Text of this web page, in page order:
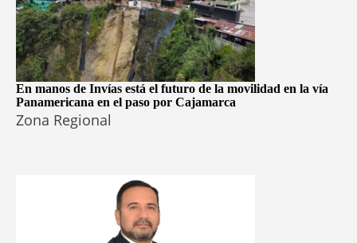
En manos de Invías está el futuro de la movilidad en la vía
Panamericana en el paso por Cajamarca
Zona Regional